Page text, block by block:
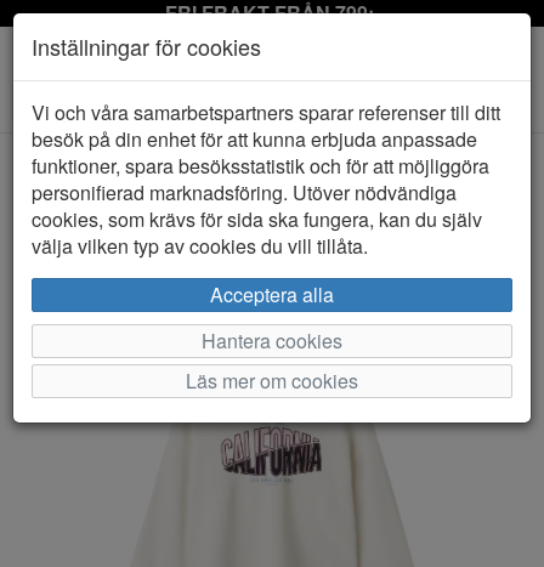
FRI FRAKT FRÅN 799:-
Toggle
navigation
HEM NAME IT
Inställningar för cookies
Vi och våra samarbetspartners sparar referenser till ditt
besök på din enhet för att kunna erbjuda anpassade
funktioner, spara besöksstatistik och för att möjliggöra
personifierad marknadsföring. Utöver nödvändiga
cookies, som krävs för sida ska fungera, kan du själv
välja vilken typ av cookies du vill tillåta.
Acceptera alla
Hantera cookies
Läs mer om cookies